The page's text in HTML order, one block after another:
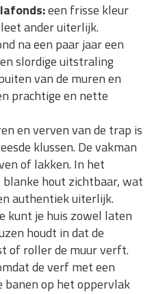
een frisse kleur
ander uiterlijk.
na een paar jaar een
slordige uitstraling
van de muren en
prachtige en nette
en verven van de trap is
klussen. De vakman
of lakken. In het
hout zichtbaar, wat
authentiek uiterlijk.
kunt je huis zowel laten
houdt in dat de
of roller de muur verft.
de verf met een
op het oppervlak